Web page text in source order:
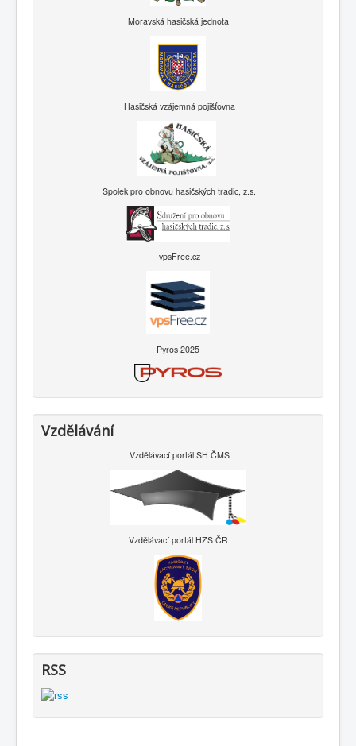
Moravská hasičská jednota
Hasičská vzájemná pojišťovna
Spolek pro obnovu hasičských tradic, z.s.
vpsFree.cz
Pyros 2025
Vzdělávání
Vzdělávací portál SH ČMS
Vzdělávací portál HZS ČR
RSS